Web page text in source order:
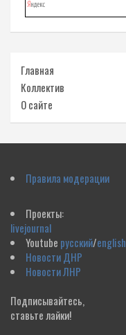
Главная
Коллектив
О сайте
Правила модерации
Проекты:
livejournal
Youtube русский/english
Новости ДНР
Новости ЛНР
Подписывайтесь,
ставьте лайки!